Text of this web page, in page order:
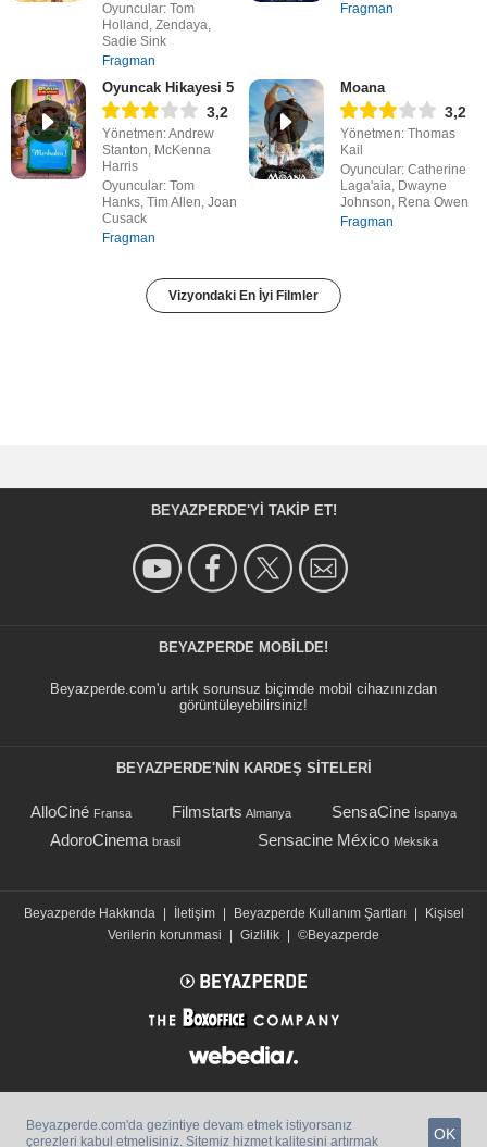
Oyuncular: Tom
Holland, Zendaya,
Sadie Sink
Fragman
Fragman
Oyuncak Hikayesi 5
3,2
Yönetmen: Andrew
Stanton, McKenna
Harris
Oyuncular: Tom
Hanks, Tim Allen, Joan
Cusack
Fragman
Moana
3,2
Yönetmen: Thomas
Kail
Oyuncular: Catherine
Laga'aia, Dwayne
Johnson, Rena Owen
Fragman
Vizyondaki En İyi Filmler
BEYAZPERDE'YI TAKIP ET!
BEYAZPERDE MOBILDE!
Beyazperde.com'u artık sorunsuz biçimde mobil cihazınızdan
görüntüleyebilirsiniz!
BEYAZPERDE'NIN KARDEŞ SİTELERİ
AlloCiné Fransa Filmstarts Almanya SensaCine İspanya
AdoroCinema brasil Sensacine México Meksika
Beyazperde Hakkında İletişim Beyazperde Kullanım Şartları
Kişisel
Verilerin korunmasi
Gizlilik ©Beyazperde
Beyazperde.com'da gezintiye devam etmek istiyorsanız
çerezleri kabul etmelisiniz. Sitemiz hizmet kalitesini artırmak
OK